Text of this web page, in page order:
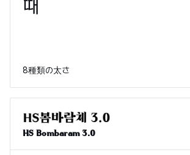
8種類の太さ
HS Bombaram 3.0